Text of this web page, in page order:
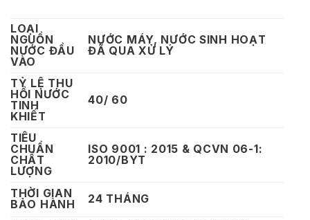
LOẠI
NGUỒN
NƯỚC ĐẦU
VÀO
NƯỚC MÁY, NƯỚC SINH HOẠT
ĐÃ QUA XỬ LÝ
TỶ LỆ THU
HỒI NƯỚC
TINH
KHIẾT
40/ 60
TIÊU
CHUẨN
CHẤT
LƯỢNG
ISO 9001 : 2015 & QCVN 06-1:
2010/BYT
THỜI GIAN
BẢO HÀNH
24 THÁNG